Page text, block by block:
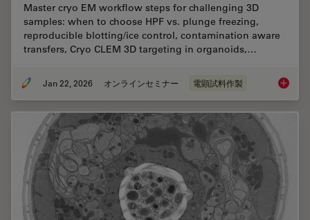
Master cryo EM workflow steps for challenging 3D
samples: when to choose HPF vs. plunge freezing,
reproducible blotting/ice control, contamination aware
transfers, Cryo CLEM 3D targeting in organoids,…
Jan 22, 2026 オンラインセミナー 電顕試料作製 High-